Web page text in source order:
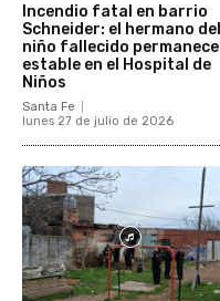
Incendio fatal en barrio
Schneider: el hermano del
niño fallecido permanece
estable en el Hospital de
Niños
Santa Fe
lunes 27 de julio de 2026